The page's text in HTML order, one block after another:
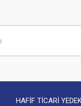
HAFİF TİCARİ